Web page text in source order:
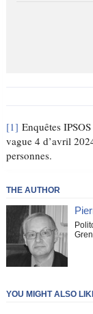
[1] Enquêtes
vague 4 d’avril
personnes.
THE AUTHOR
YOU MIGHT ALSO